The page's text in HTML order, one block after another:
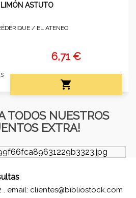
LIMÓN ASTUTO
/ EL ATENEO
6,71 €

TODOS NUESTROS
EXTRA!
. email: clientes@bibliostock.com